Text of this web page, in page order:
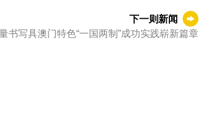
下一则新闻
写具澳门特色“一国两制”成功实践崭新篇章